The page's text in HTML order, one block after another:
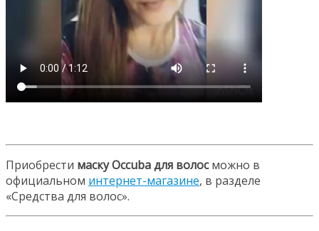
Приобрести маску Occuba для волосможно в
официальном интернет-магазине, в разделе
«Средства для волос».